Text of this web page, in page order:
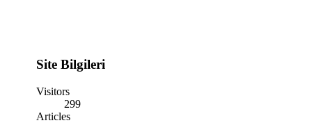
Site Bilgileri
Visitors
299
Articles